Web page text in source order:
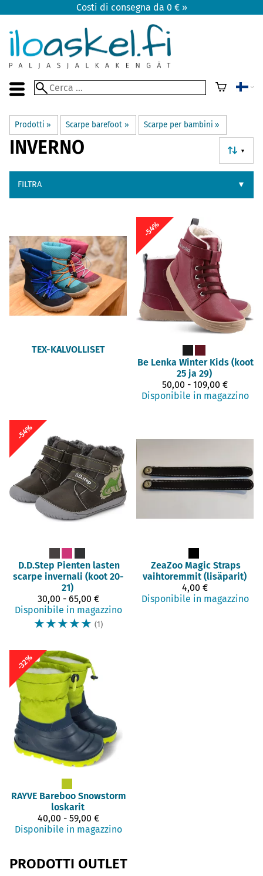
Costi di consegna da 0 € »
Prodotti ‪» Scarpe barefoot ‪» Scarpe per bambini ‪»
▼
INVERNO
FILTRA ▼
TEX-KALVOLLISET
-54%
Be Lenka Winter Kids (koot
25 ja 29)
50,00 - 109,00 €
Disponibile in magazzino
-54%
D.D.Step Pienten lasten
scarpe invernali (koot 20-
21)
30,00 - 65,00 €
Disponibile in magazzino
☆☆☆☆☆ (1)
ZeaZoo Magic Straps
vaihtoremmit (lisäparit)
4,00 €
Disponibile in magazzino
-32%
RAYVE Bareboo Snowstorm
loskarit
40,00 - 59,00 €
Disponibile in magazzino
PRODOTTI OUTLET